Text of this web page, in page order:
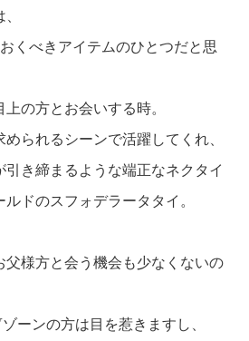
くべきアイテムのひとつだと思
の方とお会いする時。
られるシーンで活躍してくれ、
き締まるような端正なネクタイ
ドのスフォデラータタイ。
父様方と会う機会も少なくないの
ーンの方は目を惹きますし、